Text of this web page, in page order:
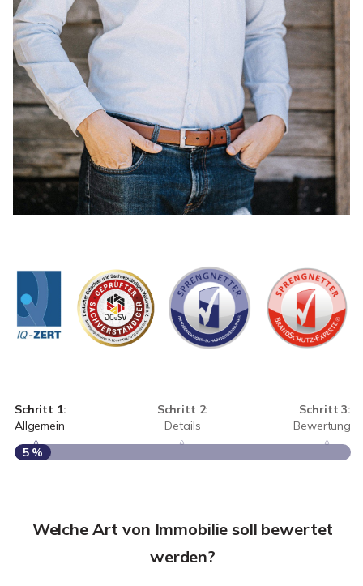
Schritt 1:
Allgemein
Schritt 2:
Details
Schritt 3:
Bewertung
5 %
Welche Art von Immobilie soll bewertet
werden?